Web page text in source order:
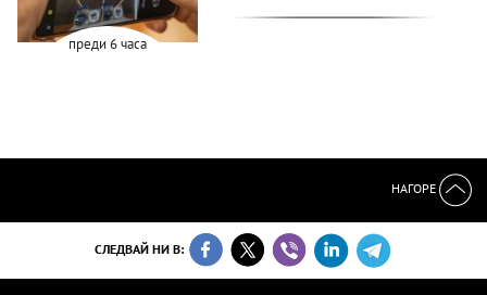
преди 6 часа
НАГОРЕ
СЛЕДВАЙ НИ В: